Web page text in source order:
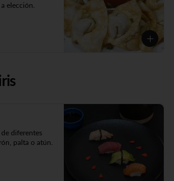
elección.
diferentes
palta o atún.